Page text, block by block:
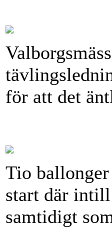
för att det
Tio
start där intill
samtidigt